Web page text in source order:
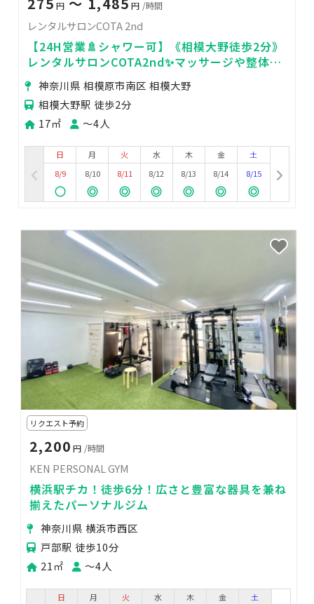
円 円 /時間
レンタルサロンCOTA 2nd
【24H営業🚿シャワー可】《相模大野徒歩2分》
レンタルサロンCOTA2nd✨マッサージや整体・
オイル施術に✨
神奈川県 相模原市南区 相模大野
相模大野駅 徒歩2分
17㎡
〜4人
日
8/9
月
8/10
火
8/11
水
8/12
木
8/13
金
8/14
土
8/15
リクエスト予約
2,200 円 /時間
KEN PERSONAL GYM
横浜駅チカ！徒歩6分！広さと豊富な器具を兼ね
揃えたパーソナルジム
神奈川県 横浜市西区
戸部駅 徒歩10分
21㎡
〜4人
日
月
火
水
木
金
土